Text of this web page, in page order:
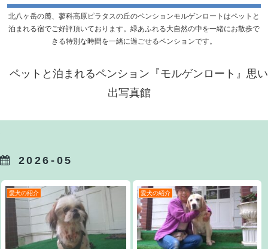
北八ヶ岳の麓、蓼科高原ピラタスの丘のペンションモルゲンロートはペットと
泊まれる宿でご好評頂いております。緑あふれる大自然の中を一緒にお散歩で
きる特別な時間を一緒に過ごせるペンションです。
ペットと泊まれるペンション『モルゲンロート』思い
出写真館
2026-05
愛犬の紹介 愛犬の紹介